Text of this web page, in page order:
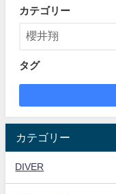
カテゴリー
タグ
カテゴリー
DIVER